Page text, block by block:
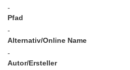
-
Pfad
-
Alternativ/Online Name
-
Autor/Ersteller